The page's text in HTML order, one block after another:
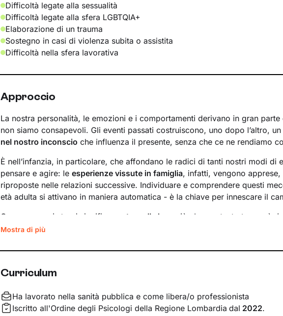
Difficoltà legate alla sessualità
Difficoltà legate alla sfera LGBTQIA+
Elaborazione di un trauma
Sostegno in casi di violenza subita o assistita
Difficoltà nella sfera lavorativa
Approccio
La nostra personalità, le emozioni e i comportamenti derivano in gran
non siamo consapevoli. Gli eventi passati costruiscono, uno dopo l’altro, un
nel nostro inconscio che influenza il presente, senza che ce ne rendiamo
È nell’infanzia, in particolare, che affondano le radici di tanti nostri modi di
pensare e agire: le esperienze vissute in famiglia, infatti, vengono
riproposte nelle relazioni successive. Individuare e comprendere questi
età adulta si attivano in maniera automatica - è la chiave per innescare il
Conoscere noi stessi significa
portare alla luce
ciò che per tanto tempo è
quinte: raggiungere questo tipo di consapevolezza è il primo passo
aiutandoti a far
definiscono ma di cui non sei ancora pienamente cosciente.
Mostra di più
Curriculum
Ha lavorato nella sanità pubblica e come libera/o professionista
Iscritto all'Ordine degli Psicologi della Regione Lombardia dal 2022.